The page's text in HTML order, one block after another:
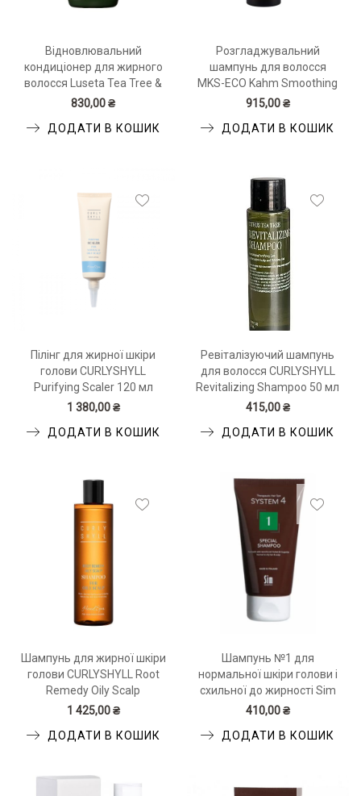
Відновлювальний
кондиціонер для жирного
волосся Luseta Tea Tree &
Argan Oil Conditioner 500
830,00 ₴
ДОДАТИ В КОШИК
Розгладжувальний
шампунь для волосся
MKS-ECO Kahm Smoothing
Shampoo Original Scent 296
915,00 ₴
ДОДАТИ В КОШИК
Пілінг для жирної шкіри
голови CURLYSHYLL
Purifying Scaler 120 мл
1 380,00 ₴
ДОДАТИ В КОШИК
Ревіталізуючий шампунь
для волосся CURLYSHYLL
Revitalizing Shampoo 50 мл
415,00 ₴
ДОДАТИ В КОШИК
Шампунь для жирної шкіри
голови CURLYSHYLL Root
Remedy Oily Scalp
Shampoo 330 мл
1 425,00 ₴
ДОДАТИ В КОШИК
Шампунь №1 для
нормальної шкіри голови і
схильної до жирності Sim
Sensitive System 4 Special
410,00 ₴
ДОДАТИ В КОШИК